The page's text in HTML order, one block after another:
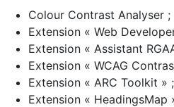
Colour Contrast Analyser ;
Extension « Web
Extension « Assistant
Extension « WCAG
Extension « ARC Toolkit » ;
Extension « HeadingsMap